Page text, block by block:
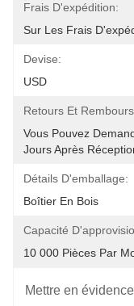
Frais D'expédition:
Sur Les Frais
Devise:
USD
Retours Et
Vous Pouvez
Jours Après
Détails D'emballage:
Boîtier En Bois
Capacité
10 000 Pièces Par
Mettre en